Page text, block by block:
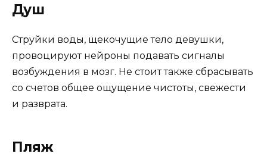
Душ
Струйки воды, щекочущие тело девушки,
провоцируют нейроны подавать сигналы
возбуждения в мозг. Не стоит также сбрасывать
со счетов общее ощущение чистоты, свежести
и разврата.
Пляж